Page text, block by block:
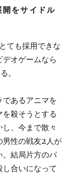
をサイドル
ても採用できな
オゲームなら
。
であるアニマを
殺そうとする
、今まで散々
男性の戦友2人が
。結局片方のパ
合いになって